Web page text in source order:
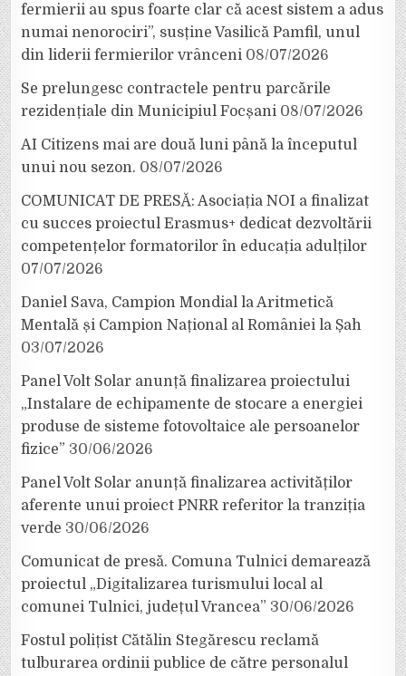
fermierii au spus foarte clar că acest sistem a adus
numai nenorociri”, susține Vasilică Pamfil, unul
din liderii fermierilor vrânceni 08/07/2026
Se prelungesc contractele pentru parcările
rezidențiale din Municipiul Focșani 08/07/2026
AI Citizens mai are două luni până la începutul
unui nou sezon. 08/07/2026
COMUNICAT DE PRESĂ: Asociația NOI a finalizat
cu succes proiectul Erasmus+ dedicat dezvoltării
competențelor formatorilor în educația adulților
07/07/2026
Daniel Sava, Campion Mondial la Aritmetică
Mentală și Campion Național al României la Șah
03/07/2026
Panel Volt Solar anunță finalizarea proiectului
„Instalare de echipamente de stocare a energiei
produse de sisteme fotovoltaice ale persoanelor
fizice” 30/06/2026
Panel Volt Solar anunță finalizarea activităților
aferente unui proiect PNRR referitor la tranziția
verde 30/06/2026
Comunicat de presă. Comuna Tulnici demarează
proiectul „Digitalizarea turismului local al
comunei Tulnici, județul Vrancea” 30/06/2026
Fostul polițist Cătălin Stegărescu reclamă
tulburarea ordinii publice de către personalul